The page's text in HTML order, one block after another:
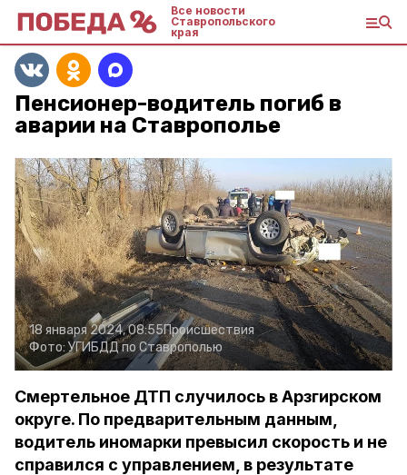
Все новости
Ставропольского
края
Пенсионер-водитель погиб в
аварии на Ставрополье
18 января 2024, 08:55Происшествия
Фото:УГИБДД по Ставрополью
Смертельное ДТП случилось в Арзгирском
округе. По предварительным данным,
водитель иномарки превысил скорость и не
справился с управлением, в результате